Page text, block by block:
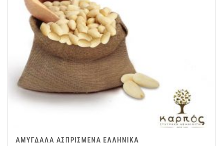
ΑΜΥΓΔΑΛΑ ΑΣΠΡΙΣΜΕΝΑ ΕΛΛΗΝΙΚΑ